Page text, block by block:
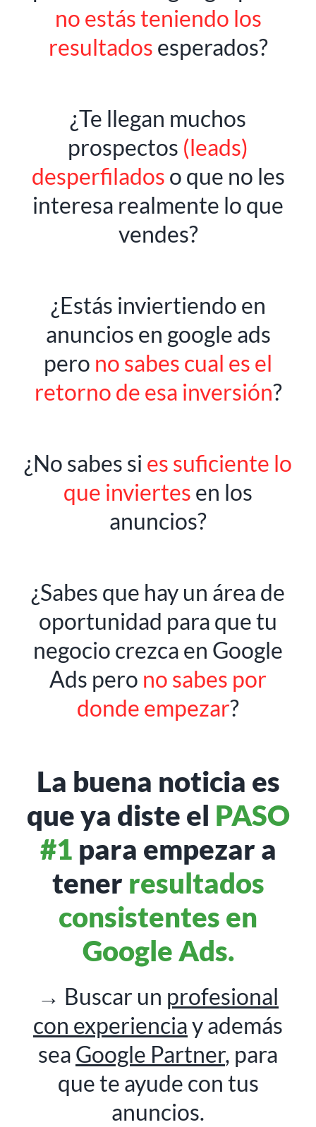
no estás teniendo los
resultados esperados?
¿Te llegan muchos
prospectos (leads)
desperfilados o que no les
interesa realmente lo que
vendes?
¿Estás inviertiendo en
anuncios en google ads
pero no sabes cual es el
retorno de esa inversión?
¿No sabes si es suficiente lo
que inviertes en los
anuncios?
¿Sabes que hay un área de
oportunidad para que tu
negocio crezca en Google
Ads pero no sabes por
donde empezar?
La buena noticia es
que ya diste el PASO
#1 para empezar a
tener resultados
consistentes en
Google Ads.
→ Buscar un profesional
con experienciay además
sea Google Partner, para
que te ayude con tus
anuncios.